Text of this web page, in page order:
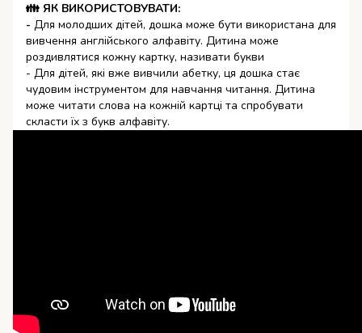
👪 ЯК ВИКОРИСТОВУВАТИ:
- Для молодших дітей, дошка може бути використана для
вивчення англійського алфавіту. Дитина може
роздивлятися кожну картку, називати букви
- Для дітей, які вже вивчили абетку, ця дошка стає
чудовим інструментом для навчання читання. Дитина
може читати слова на кожній картці та спробувати
скласти їх з букв алфавіту.